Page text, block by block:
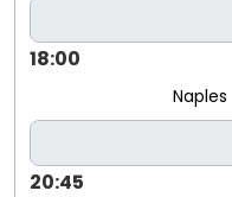
18:00
Naples
20:45